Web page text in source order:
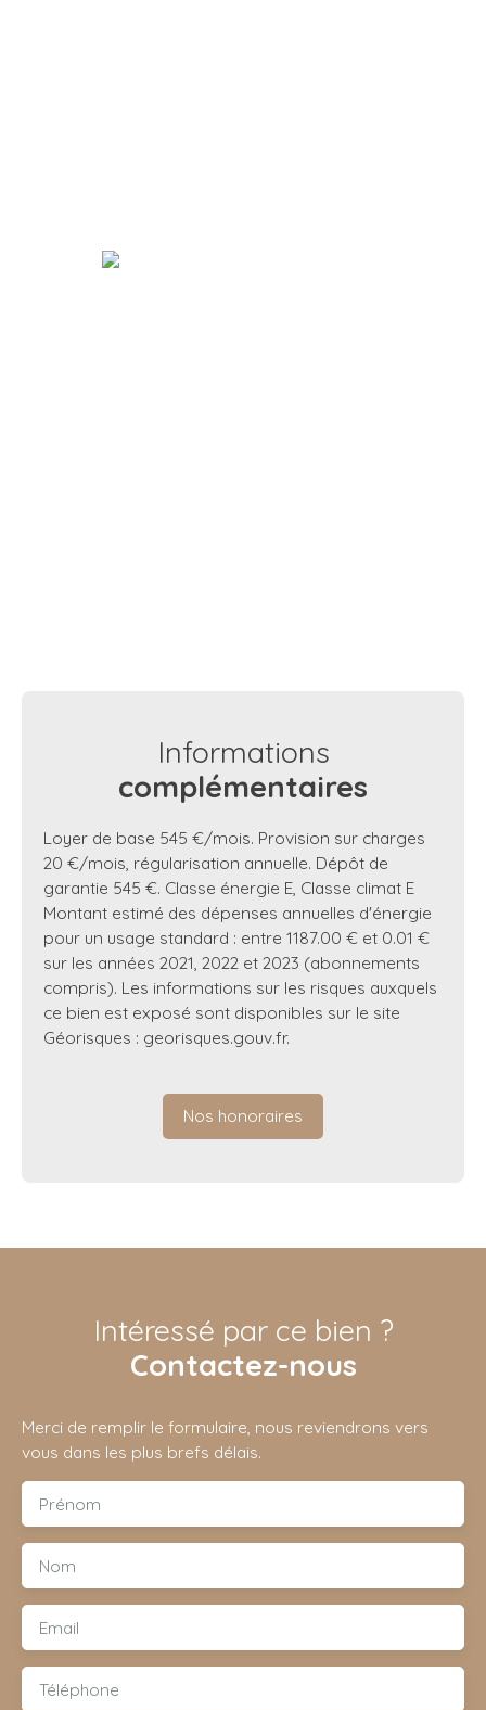
Informations
complémentaires
Loyer de base 545 €/mois. Provision sur charges
20 €/mois, régularisation annuelle. Dépôt de
garantie 545 €. Classe énergie E, Classe climat E
Montant estimé des dépenses annuelles d'énergie
pour un usage standard : entre 1187.00 € et 0.01 €
sur les années 2021, 2022 et 2023 (abonnements
compris). Les informations sur les risques auxquels
ce bien est exposé sont disponibles sur le site
Géorisques : georisques.gouv.fr.
Nos honoraires
Intéressé par ce bien ?
Contactez-nous
Merci de remplir le formulaire, nous reviendrons vers
vous dans les plus brefs délais.
Prénom
Nom
Email
Téléphone